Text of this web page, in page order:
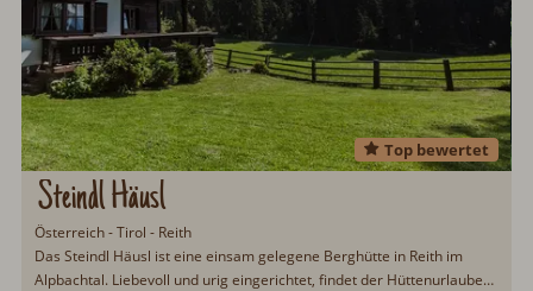
Steindl Häusl
Top bewertet
Österreich - Tirol - Reith
Das Steindl Häusl ist eine einsam gelegene Berghütte in Reith im
Alpbachtal. Liebevoll und urig eingerichtet, findet der Hüttenurlauber